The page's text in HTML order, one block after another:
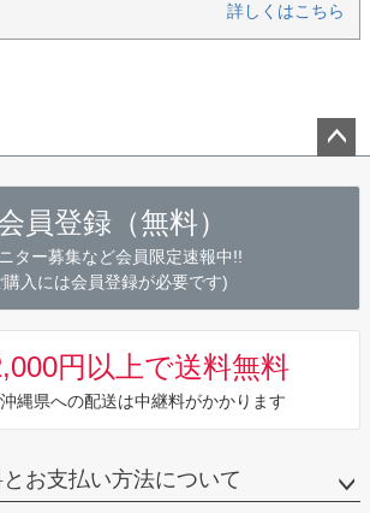
詳しくはこちら
員登録（無料）
ター募集など会員限定速報中!!
購入には会員登録が必要です)
円以上で送料無料
縄県への配送は中継料がかかります
お支払い方法について